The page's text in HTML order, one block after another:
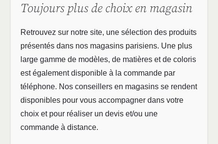
Toujours plus de choix en magasin
Retrouvez sur notre site, une sélection des produits
présentés dans nos magasins parisiens. Une plus
large gamme de modèles, de matières et de coloris
est également disponible à la commande par
téléphone. Nos conseillers en magasins se rendent
disponibles pour vous accompagner dans votre
choix et pour réaliser un devis et/ou une
commande à distance.